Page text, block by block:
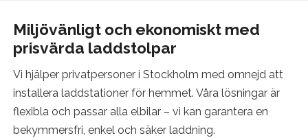
Miljövänligt och ekonomiskt med
prisvärda laddstolpar
Vi hjälper privatpersoner i Stockholm med omnejd att
installera laddstationer för hemmet. Våra lösningar är
flexibla och passar alla elbilar – vi kan garantera en
bekymmersfri, enkel och säker laddning.